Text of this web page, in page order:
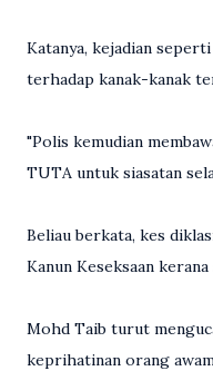
Katanya, kejadian
terhadap kanak-kanak
"Polis kemudian
TUTA untuk siasatan
Beliau berkata, kes
Kanun Keseksaan
Mohd Taib turut
keprihatinan orang